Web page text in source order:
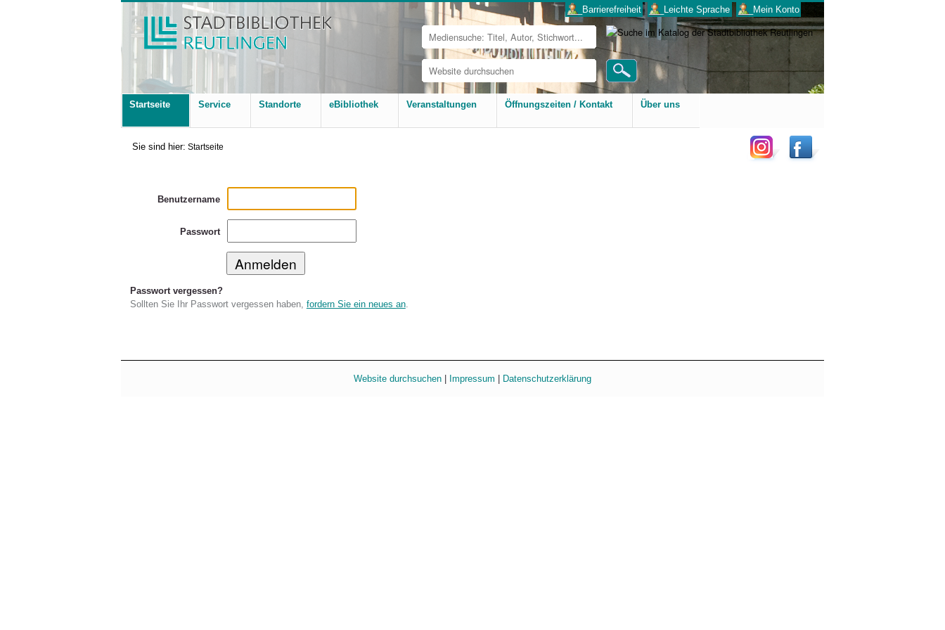
Website
durchsuchen
Erweiterte
Suche…
___Barrierefreiheit ___Leichte Sprache ___Mein Konto
Startseite Service Standorte eBibliothek Veranstaltungen Öffnungszeiten / Kontakt Über uns
Sie sind hier: Startseite
Benutzername
Passwort
Passwort vergessen?
Sollten Sie Ihr Passwort vergessen haben, fordern Sie ein neues an.
Website durchsuchen Impressum Datenschutzerklärung